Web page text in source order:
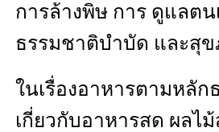
การล้างพิษ การ ดูแลต
ธรรมชาติบำบัด และสุ
ในเรื่องอาหารตามหลั
เกี่ยวกับอาหารสด ผลไ